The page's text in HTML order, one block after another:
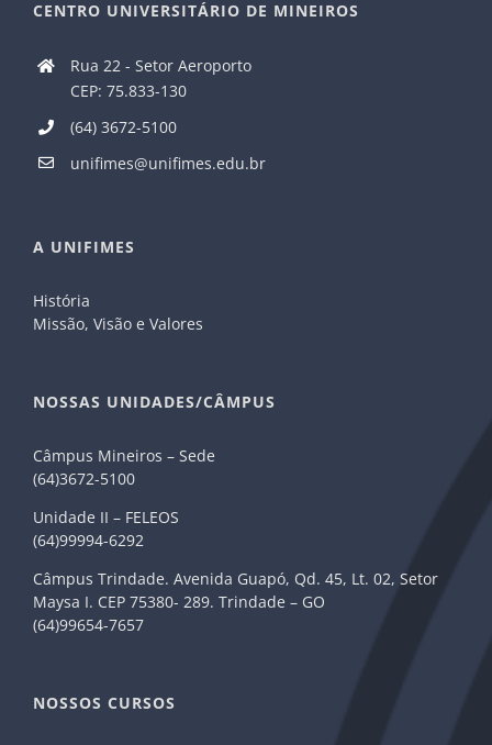
CENTRO UNIVERSITÁRIO DE MINEIROS
Rua 22 - Setor Aeroporto
CEP: 75.833-130
(64) 3672-5100
unifimes@unifimes.edu.br
A UNIFIMES
História
Missão, Visão e Valores
NOSSAS UNIDADES/CÂMPUS
Câmpus Mineiros – Sede
(64)3672-5100
Unidade II – FELEOS
(64)99994-6292
Câmpus Trindade. Avenida Guapó, Qd. 45, Lt. 02, Setor
Maysa I. CEP 75380- 289. Trindade – GO
(64)99654-7657
NOSSOS CURSOS